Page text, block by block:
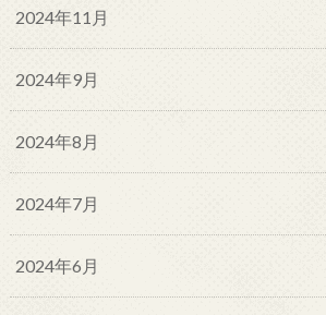
2024年11月
2024年9月
2024年8月
2024年7月
2024年6月